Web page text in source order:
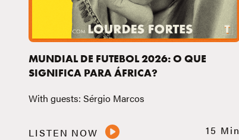
MUNDIAL DE FUTEBOL 2026: O QUE
SIGNIFICA PARA ÁFRICA?
With guests: Sérgio Marcos
LISTEN NOW 15 Min